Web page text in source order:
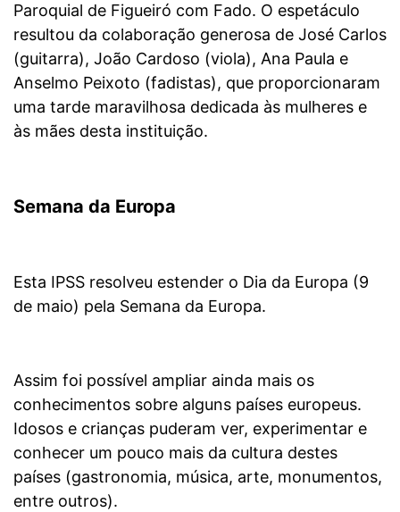
Paroquial de Figueiró com Fado. O espetáculo
resultou da colaboração generosa de José Carlos
(guitarra), João Cardoso (viola), Ana Paula e
Anselmo Peixoto (fadistas), que proporcionaram
uma tarde maravilhosa dedicada às mulheres e
às mães desta instituição.
Semana da Europa
Esta IPSS resolveu estender o Dia da Europa (9
de maio) pela Semana da Europa.
Assim foi possível ampliar ainda mais os
conhecimentos sobre alguns países europeus.
Idosos e crianças puderam ver, experimentar e
conhecer um pouco mais da cultura destes
países (gastronomia, música, arte, monumentos,
entre outros).